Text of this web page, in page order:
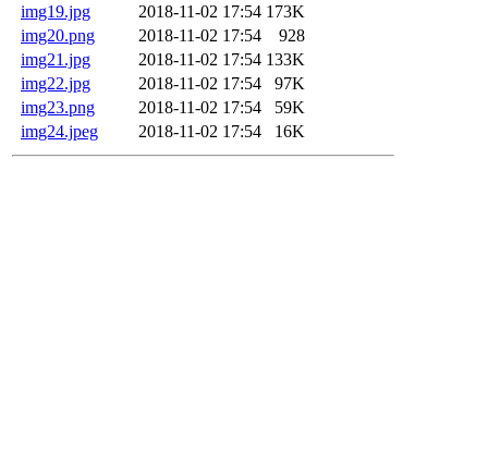
img19.jpg
2018-11-02 17:54 173K
img20.png
2018-11-02 17:54
928
img21.jpg
2018-11-02 17:54 133K
img22.jpg
2018-11-02 17:54
97K
img23.png
2018-11-02 17:54
59K
img24.jpeg
2018-11-02 17:54 16K